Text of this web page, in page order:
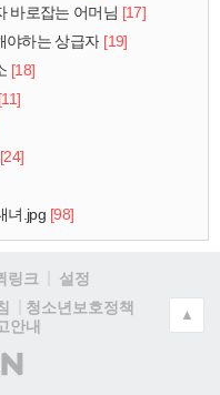
바로잡는 어머님 [17]
야하는 상급자 [19]
[18]
[11]
[24]
녀.jpg [98]
링크
설정
청소년보호정책
안내
▲